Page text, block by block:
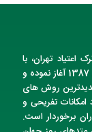
اعتیاد تهران، با
مجوز رسمی از سازمان بهزیستی فعالیت خود را از سال 1387 آغاز نموده و
روش های
امکانات تفریحی و
برخوردار است.